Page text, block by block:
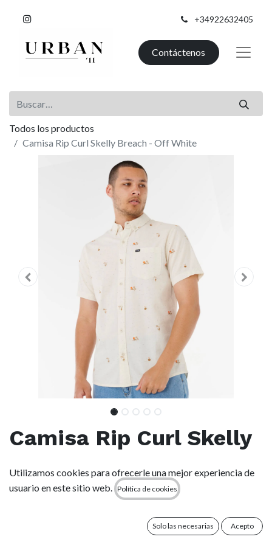
+34922632405
Contáctenos
Todos los productos
Camisa Rip Curl Skelly Breach - Off White
Camisa Rip Curl Skelly
Breach - Off White
(0 reseña)
un corte estándar y lavado suave para un look fácil de llevar.
Bolsillo en el pecho e impresión discreta añaden un toque
Utilizamos cookies para ofrecerle una mejor experiencia de
usuario en este sitio web.
Política de cookies
Solo las necesarias Acepto